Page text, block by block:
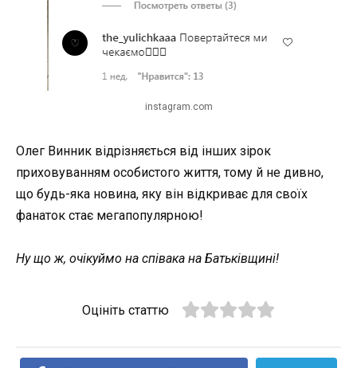
instagram.com
Олег Винник відрізняється від інших зірок
приховуванням особистого життя, тому й не дивно,
що будь-яка новина, яку він відкриває для своїх
фанаток стає мегапопулярною!
Ну що ж, очікуймо на співака на Батьківщині!
Оцініть статтю